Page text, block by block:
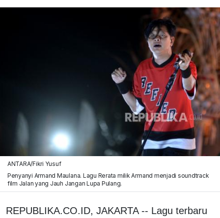
ANTARA/Fikri Yusuf
Penyanyi Armand Maulana. Lagu Rerata milik Armand menjadi soundtrack
film Jalan yang Jauh Jangan Lupa Pulang.
REPUBLIKA.CO.ID, JAKARTA -- Lagu terbaru